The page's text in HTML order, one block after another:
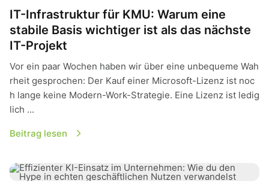
IT-Infrastruktur für KMU: Warum eine
stabile Basis wichtiger ist als das nächste
IT-Projekt
Vor ein paar Wochen haben wir über eine unbequeme Wah
rheit gesprochen: Der Kauf einer Microsoft-Lizenz ist noc
h lange keine Modern-Work-Strategie. Eine Lizenz ist ledig
lich ...
Beitrag lesen
Effizienter KI-Einsatz im Unternehmen: Wie du den Hype in